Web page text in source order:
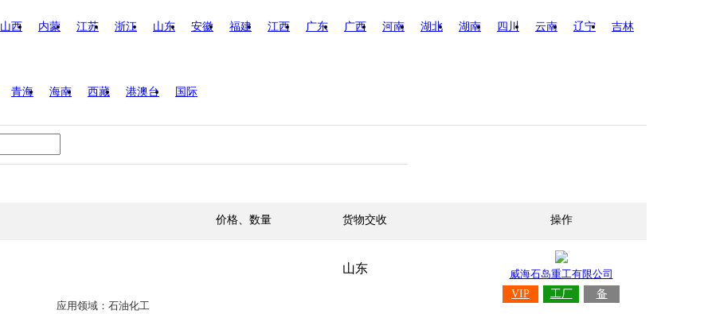
山西 内蒙 江苏 浙江 山东 安徽 福建 江西 广东 广西 河南 湖北 湖南 四川 云南 辽宁 吉林
青海 海南 西藏 港澳台 国际
价格、数量 货物交收 操作
应用领域：石油化工
山东
威海石岛重工有限公司
VIP
工厂 备